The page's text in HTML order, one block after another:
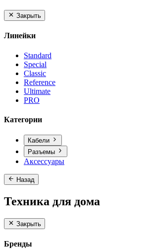
Закрыть
Линейки
Standard
Special
Classic
Reference
Ultimate
PRO
Категории
Кабели
Разъемы
Аксессуары
Назад
Техника для дома
Закрыть
Бренды